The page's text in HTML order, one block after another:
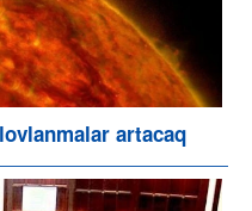
artacaq